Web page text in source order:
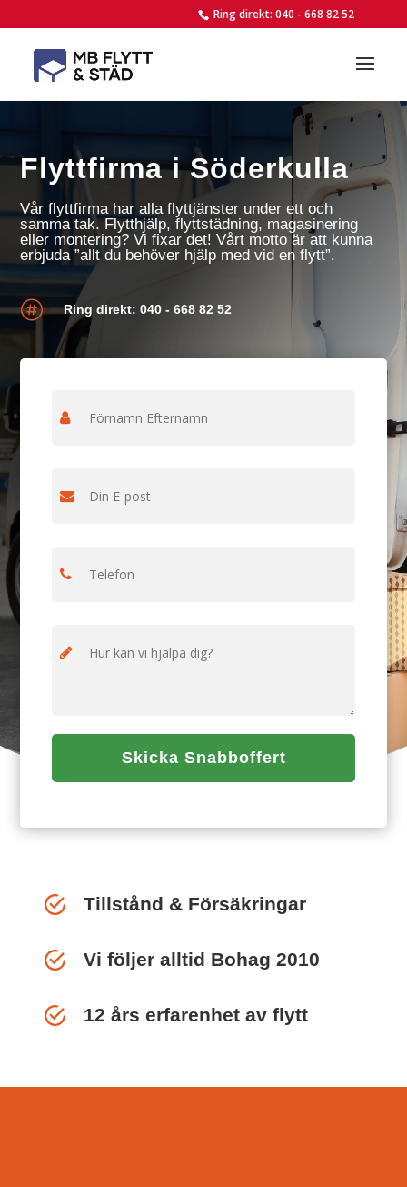
Ring direkt: 040 - 668 82 52
Flyttfirma i Söderkulla
Vår flyttfirma har alla flyttjänster under ett och
samma tak. Flytthjälp, flyttstädning, magasinering
eller montering? Vi fixar det! Vårt motto är att kunna
erbjuda ”allt du behöver hjälp med vid en flytt”.
 Ring direkt: 040 - 668 82 52
Tillstånd & Försäkringar
Vi följer alltid Bohag 2010
12 års erfarenhet av flytt